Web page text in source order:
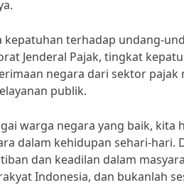
kepatuhan terhadap undang-
Jenderal Pajak, tingkat
negara dari sektor
publik.
warga negara yang baik,
dalam kehidupan sehari-
dan keadilan dalam
Indonesia, dan bukanlah